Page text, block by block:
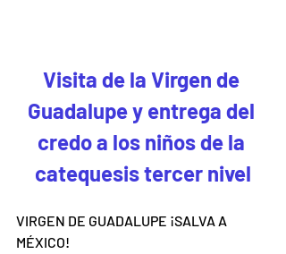
Visita de la Virgen de
Guadalupe y entrega del
credo a los niños de la
catequesis tercer nivel
VIRGEN DE GUADALUPE ¡SALVA A
MÉXICO!